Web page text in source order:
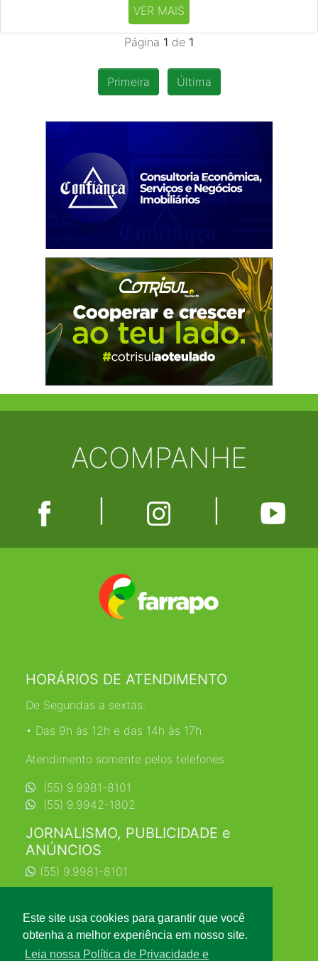
Este site usa cookies para garantir que você
obtenha a melhor experiência em nosso site.
Leia nossa Política de Privacidade e
VER MAIS
Página 1 de 1
Primeira Última
ACOMPANHE
HORÁRIOS DE ATENDIMENTO
De Segundas a sextas:
• Das 9h às 12h e das 14h às 17h
Atendimento somente pelos telefones:
(55) 9.9981-8101
(55) 9.9942-1802
JORNALISMO, PUBLICIDADE e
ANÚNCIOS
(55) 9.9981-8101